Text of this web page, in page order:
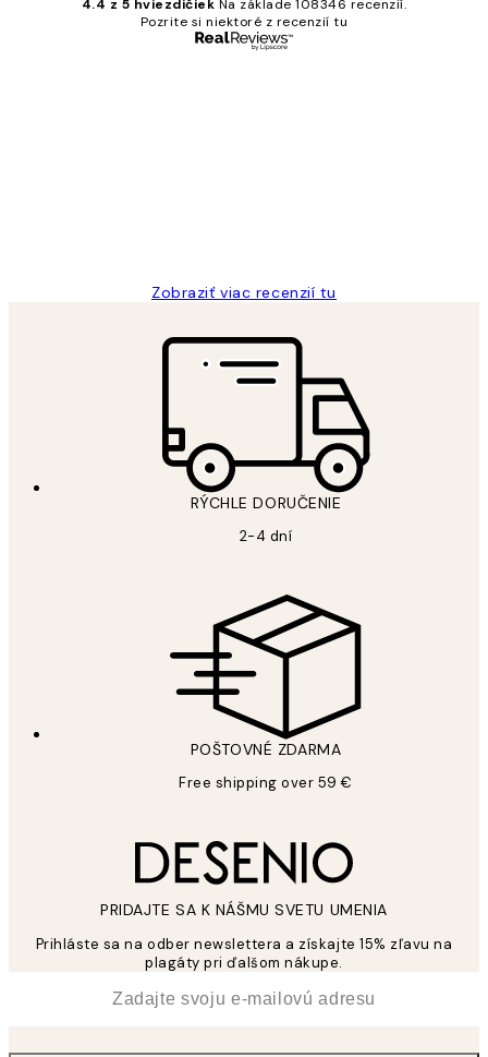
4.4 z 5 hviezdičiek Na základe 108346 recenzií.
Pozrite si niektoré z recenzií tu
Zobraziť viac recenzií tu
RÝCHLE DORUČENIE
2-4 dní
POŠTOVNÉ ZDARMA
Free shipping over 59 €
PRIDAJTE SA K NÁŠMU SVETU UMENIA
Prihláste sa na odber newslettera a získajte 15% zľavu na
plagáty pri ďalšom nákupe.